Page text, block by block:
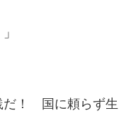
だ！ 国に頼らず生